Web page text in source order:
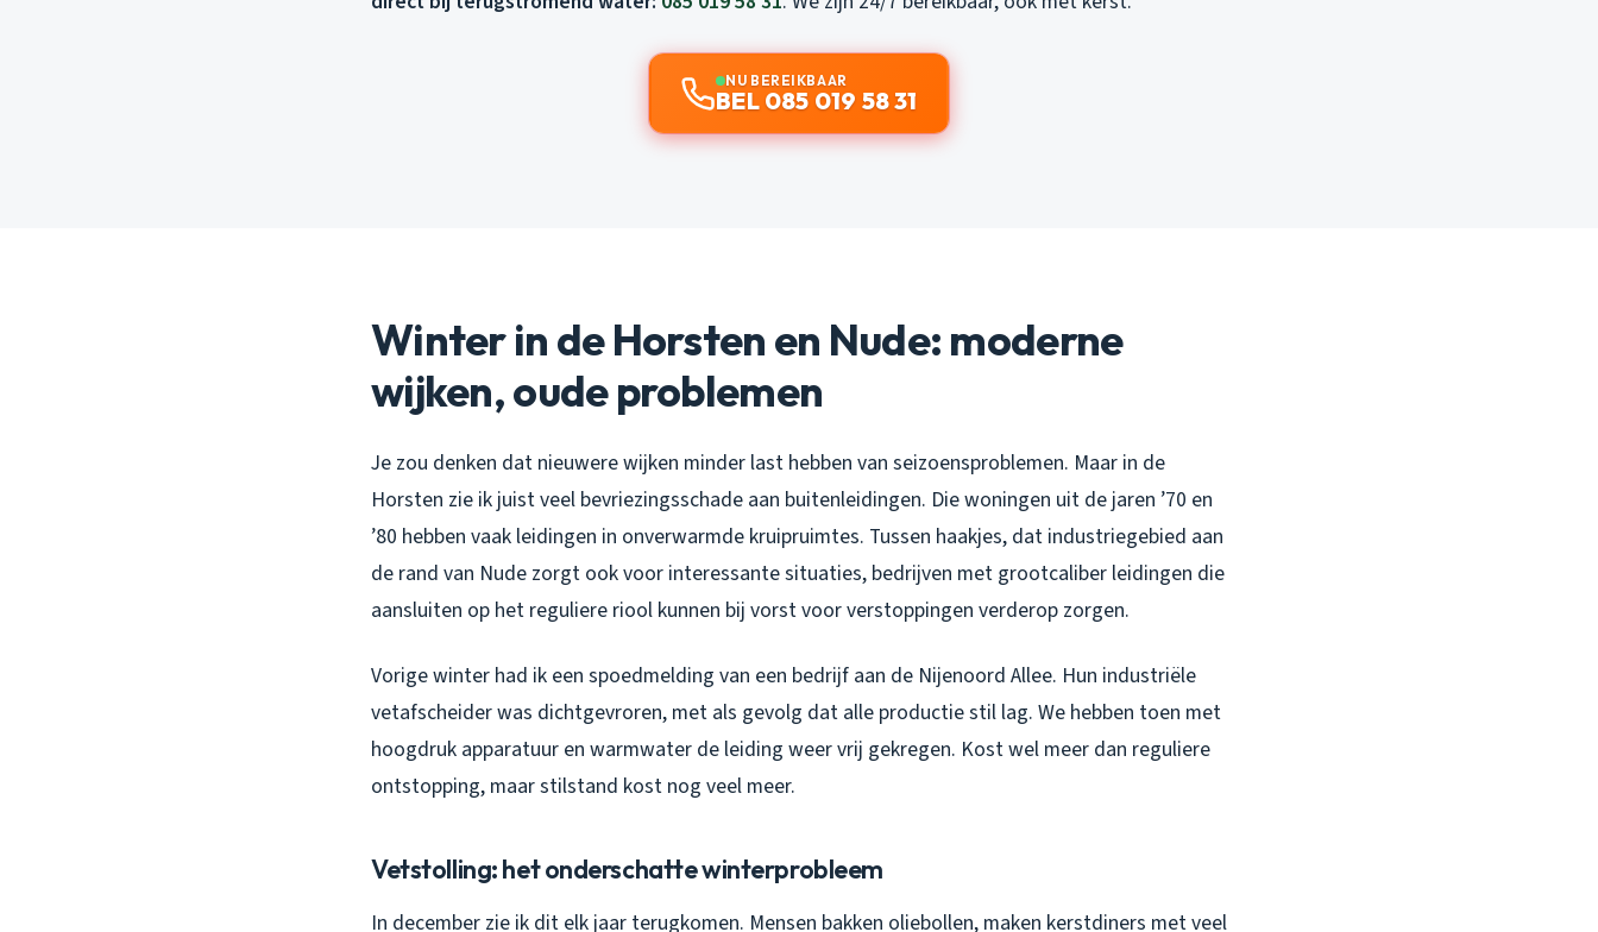
NU BEREIKBAAR
BEL 085 019 58 31
Winter in de Horsten en Nude: moderne
wijken, oude problemen
Je zou denken dat nieuwere wijken minder last hebben van seizoensproblemen. Maar in de
Horsten zie ik juist veel bevriezingsschade aan buitenleidingen. Die woningen uit de jaren ’70 en
’80 hebben vaak leidingen in onverwarmde kruipruimtes. Tussen haakjes, dat industriegebied aan
de rand van Nude zorgt ook voor interessante situaties, bedrijven met grootcaliber leidingen die
aansluiten op het reguliere riool kunnen bij vorst voor verstoppingen verderop zorgen.
Vorige winter had ik een spoedmelding van een bedrijf aan de Nijenoord Allee. Hun industriële
vetafscheider was dichtgevroren, met als gevolg dat alle productie stil lag. We hebben toen met
hoogdruk apparatuur en warmwater de leiding weer vrij gekregen. Kost wel meer dan reguliere
ontstopping, maar stilstand kost nog veel meer.
Vetstolling: het onderschatte winterprobleem
In december zie ik dit elk jaar terugkomen. Mensen bakken oliebollen, maken kerstdiners met veel